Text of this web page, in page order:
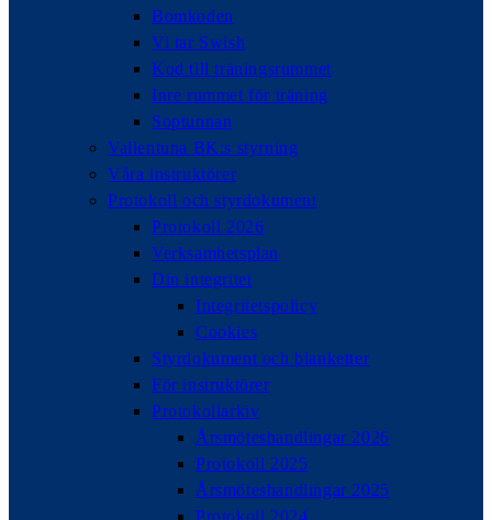
Bomkoden
Vi tar Swish
Kod till träningsrummet
Inre rummet för träning
Soptunnan
Vallentuna BK:s styrning
Våra instruktörer
Protokoll och styrdokument
Protokoll 2026
Verksamhetsplan
Din integritet
Integritetspolicy
Cookies
Styrdokument och blanketter
För instruktörer
Protokollarkiv
Årsmöteshandlingar 2026
Protokoll 2025
Årsmöteshandlingar 2025
Protokoll 2024